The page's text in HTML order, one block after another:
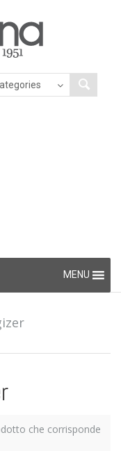
MENU
che corrisponde